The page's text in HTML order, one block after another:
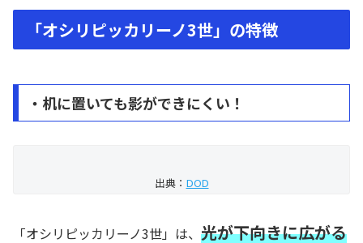
「オシリピッカリーノ3世」の特徴
・机に置いても影ができにくい！
出典： DOD
「オシリピッカリーノ3世」は、 光が下向きに広がる